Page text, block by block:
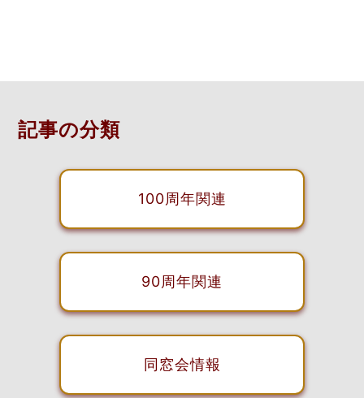
記事の分類
100周年関連
90周年関連
同窓会情報